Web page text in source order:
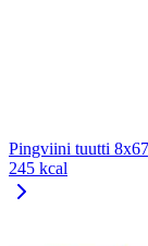
Pingviini tuutti
245 kcal